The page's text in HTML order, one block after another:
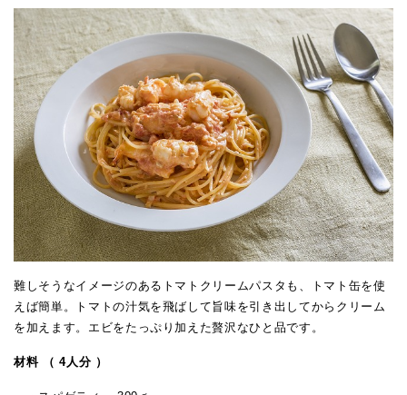
難しそうなイメージのあるトマトクリームパスタも、トマト缶を使
えば簡単。トマトの汁気を飛ばして旨味を引き出してからクリーム
を加えます。エビをたっぷり加えた贅沢なひと品です。
材料 （ 4人分 ）